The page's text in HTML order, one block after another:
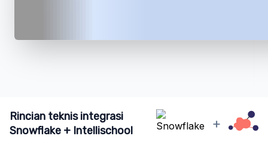
Rincian teknis integrasi
Snowflake + Intellischool
+